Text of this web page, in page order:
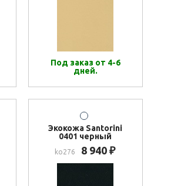
Под заказ от 4-6
дней.
Экокожа Santorini
0401 черный
ko276 8 940₽